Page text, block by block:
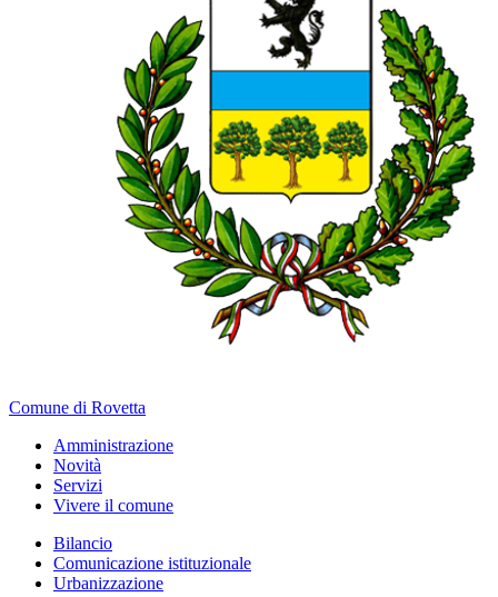
Comune di Rovetta
Amministrazione
Novità
Servizi
Vivere il comune
Bilancio
Comunicazione istituzionale
Urbanizzazione